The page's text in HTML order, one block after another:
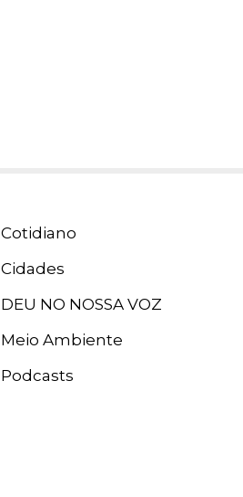
Cotidiano
Cidades
DEU NO NOSSA VOZ
Meio Ambiente
Podcasts